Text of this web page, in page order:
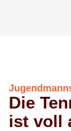
Die
ist voll